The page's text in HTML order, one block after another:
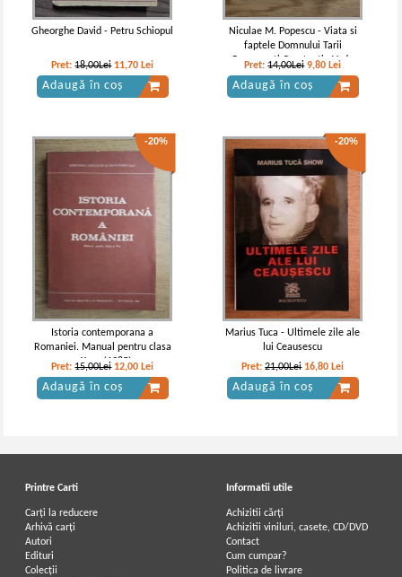
Gheorghe David - Petru Schiopul
Pret:18,00Lei 11,70 Lei
Adaugă în coș
Niculae M. Popescu - Viata si
faptele Domnului Tarii
Romanesti Constantin Voda
Brancoveanu
Pret:14,00Lei 9,80 Lei
Adaugă în coș
-20%
Istoria contemporana a
Romaniei. Manual pentru clasa
a X - a (1985)
Pret:15,00Lei 12,00 Lei
Adaugă în coș
-20%
Marius Tuca - Ultimele zile ale
lui Ceausescu
Pret:21,00Lei 16,80 Lei
Adaugă în coș
Printre Carti
Carți la reducere
Arhivă carți
Autori
Edituri
Colecții
Informatii utile
Achizitii cărți
Achizitii viniluri, casete, CD/DVD
Contact
Cum cumpar?
Politica de livrare